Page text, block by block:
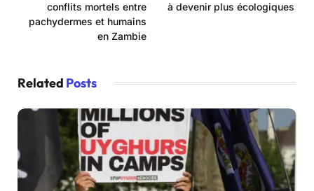
conflits mortels entre
pachydermes et humains
en Zambie
à devenir plus écologiques
Related Posts